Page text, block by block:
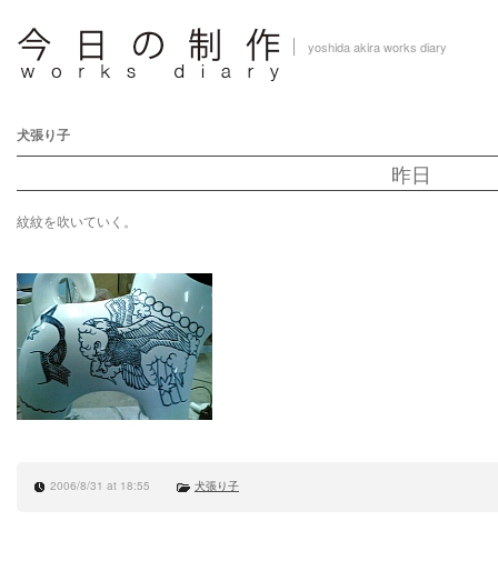
yoshida akira works diary
犬張り子
昨日
紋紋を吹いていく。
2006/8/31 at 18:55 犬張り子